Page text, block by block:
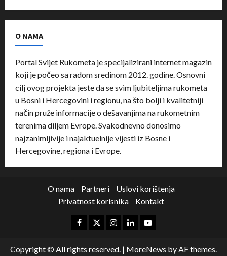
O NAMA
Portal Svijet Rukometa je specijalizirani internet magazin
koji je počeo sa radom sredinom 2012. godine. Osnovni
cilj ovog projekta jeste da se svim ljubiteljima rukometa
u Bosni i Hercegovini i regionu, na što bolji i kvalitetniji
način pruže informacije o dešavanjima na rukometnim
terenima diljem Evrope. Svakodnevno donosimo
najzanimljivije i najaktuelnije vijesti iz Bosne i
Hercegovine, regiona i Evrope.
O nama Partneri
Uslovi korištenja
Privatnost korisnika
Kontakt
Copyright © All rights reserved. | MoreNews by AF themes.